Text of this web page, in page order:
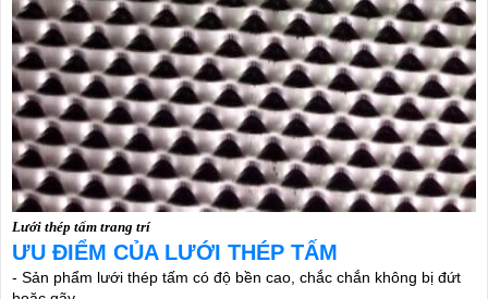
Lưới thép tấm trang trí
ƯU ĐIỂM CỦA LƯỚI THÉP TẤM
- Sản phẩm lưới thép tấm có độ bền cao, chắc chắn không bị đứt